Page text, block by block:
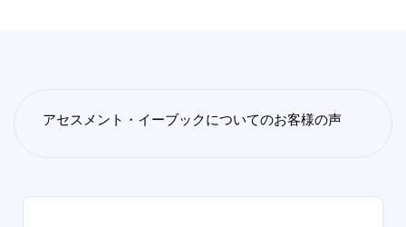
アセスメント・イーブックについてのお客様の声